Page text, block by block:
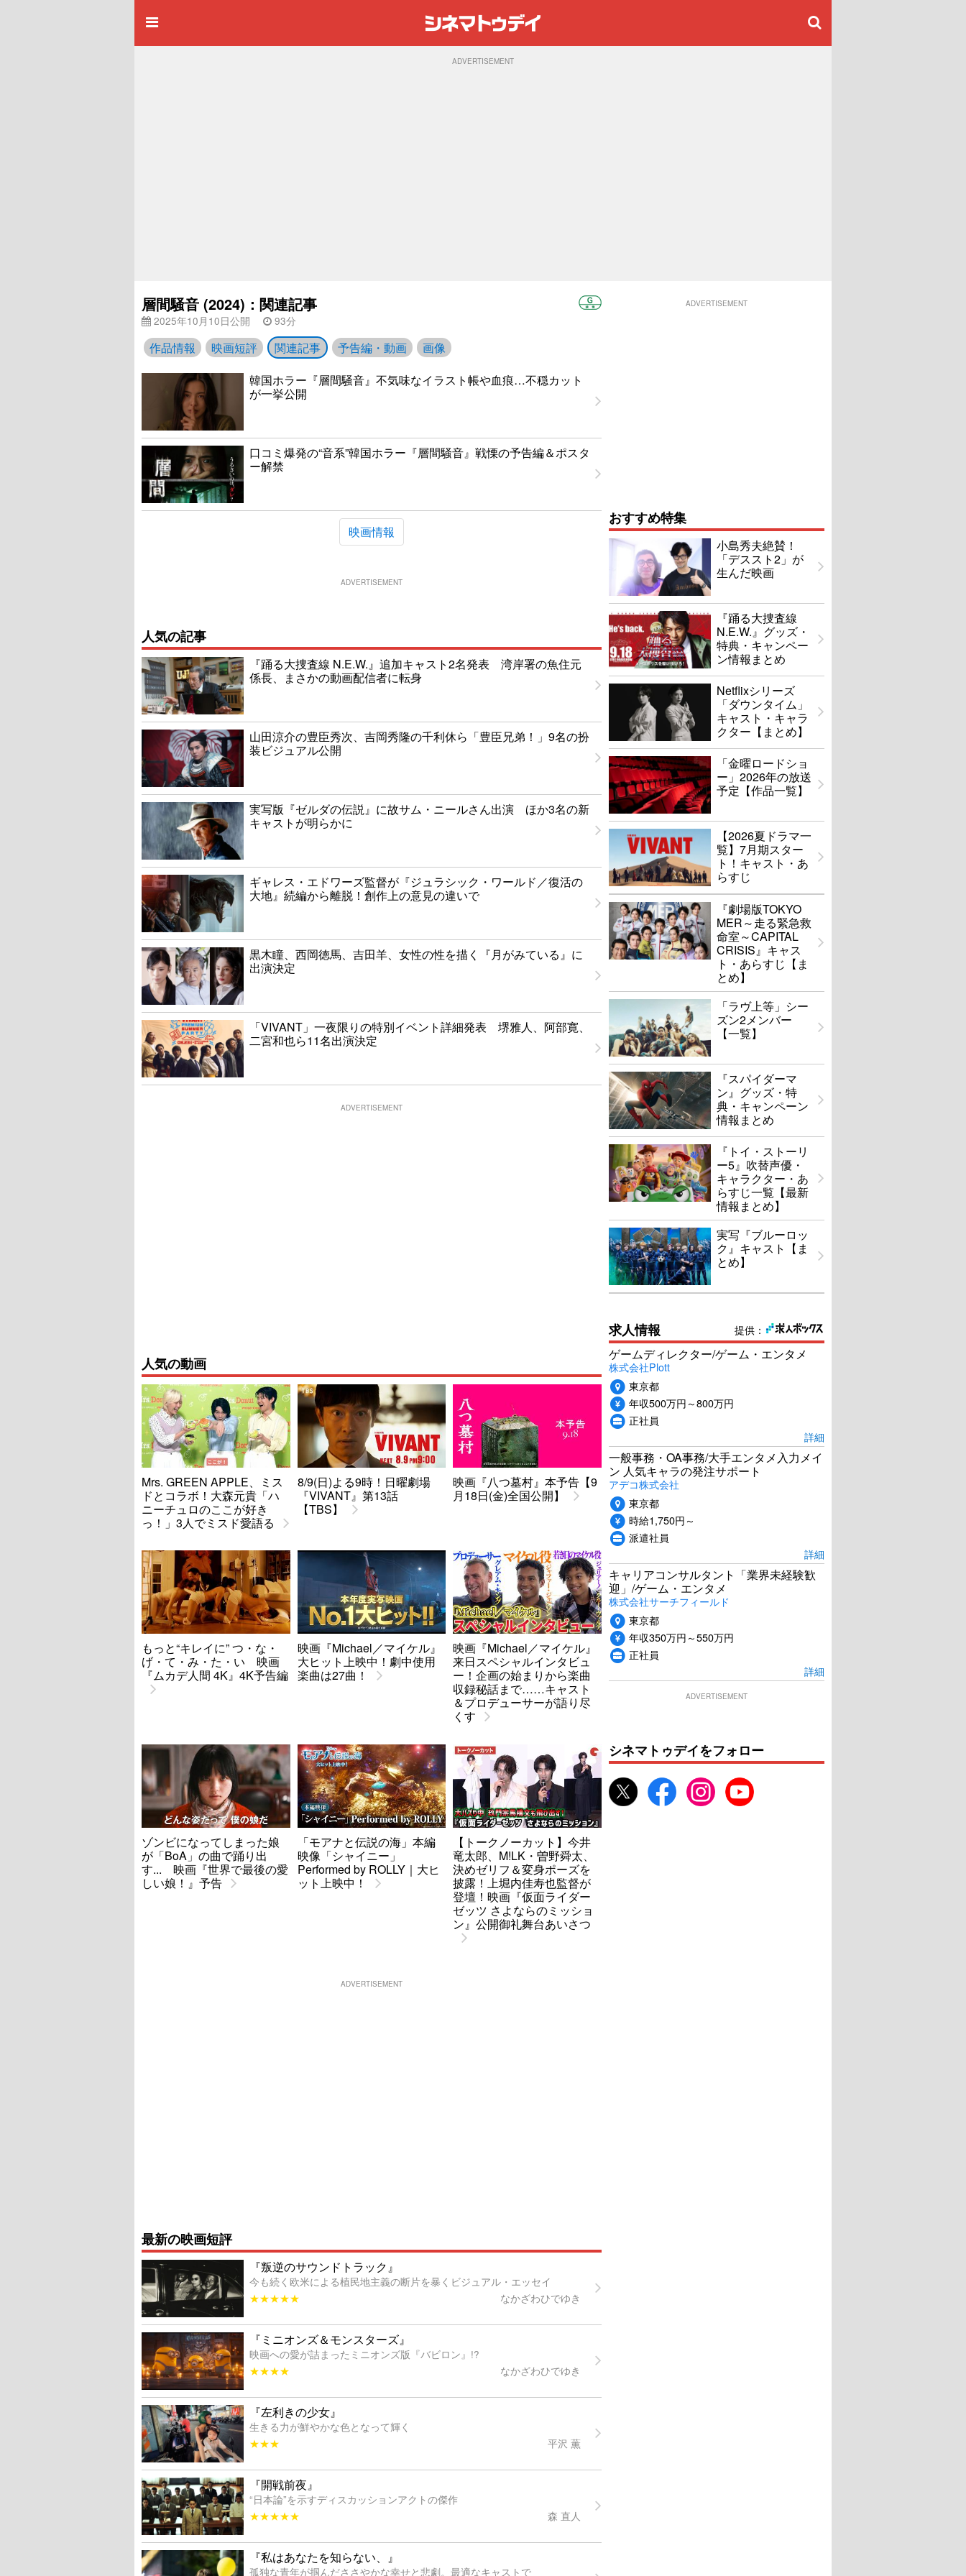
ADVERTISEMENT
層間騒音 (2024)：関連記事
2025年10月10日公開 93分
作品情報 映画短評 関連記事 予告編・動画
画像
韓国ホラー『層間騒音』不気味なイラスト帳や血痕…不穏カット
が一挙公開
口コミ爆発の“音系”韓国ホラー『層間騒音』戦慄の予告編＆ポスタ
ー解禁
映画情報
ADVERTISEMENT
人気の記事
『踊る大捜査線 N.E.W.』追加キャスト2名発表 湾岸署の魚住元
係長、まさかの動画配信者に転身
山田涼介の豊臣秀次、吉岡秀隆の千利休ら「豊臣兄弟！」9名の扮
装ビジュアル公開
実写版『ゼルダの伝説』に故サム・ニールさん出演 ほか3名の新
キャストが明らかに
ギャレス・エドワーズ監督が『ジュラシック・ワールド／復活の
大地』続編から離脱！創作上の意見の違いで
黒木瞳、西岡徳馬、吉田羊、女性の性を描く『月がみている』に
出演決定
「VIVANT」一夜限りの特別イベント詳細発表 堺雅人、阿部寛、
二宮和也ら11名出演決定
ADVERTISEMENT
人気の動画
Mrs. GREEN APPLE、ミス
ドとコラボ！大森元貴「ハ
ニーチュロのここが好き
っ！」3人でミスド愛語る
8/9(日)よる9時！日曜劇場
『VIVANT』第13話
【TBS】
映画『八つ墓村』本予告【9
月18日(金)全国公開】
もっと“キレイに” つ・な・
げ・て・み・た・い 映画
『ムカデ人間 4K』4K予告編
映画『Michael／マイケル』
大ヒット上映中！劇中使用
楽曲は27曲！
映画『Michael／マイケル』
来日スペシャルインタビュ
ー！企画の始まりから楽曲
収録秘話まで……キャスト
＆プロデューサーが語り尽
くす
ゾンビになってしまった娘
が「BoA」の曲で踊り出
す... 映画『世界で最後の愛
しい娘！』予告
「モアナと伝説の海」本編
映像「シャイニー」
Performed by ROLLY｜大ヒ
ット上映中！
【トークノーカット】今井
竜太郎、M!LK・曽野舜太、
決めゼリフ＆変身ポーズを
披露！上堀内佳寿也監督が
登壇！映画『仮面ライダー
ゼッツ さよならのミッショ
ン』公開御礼舞台あいさつ
ADVERTISEMENT
最新の映画短評
『叛逆のサウンドトラック』
今も続く欧米による植民地主義の断片を暴くビジュアル・エッセイ
★★★★★
なかざわひでゆき
『ミニオンズ＆モンスターズ』
映画への愛が詰まったミニオンズ版『バビロン』!?
★★★★
なかざわひでゆき
『左利きの少女』
生きる力が鮮やかな色となって輝く
★★★
平沢 薫
『開戦前夜』
“日本論”を示すディスカッションアクトの傑作
★★★★★
森 直人
『私はあなたを知らない、』
孤独な青年が掴んだささやかな幸せと悲劇。最適なキャストで
ADVERTISEMENT
おすすめ特集
小島秀夫絶賛！
「デススト2」が
生んだ映画
『踊る大捜査線
N.E.W.』グッズ・
特典・キャンペー
ン情報まとめ
Netflixシリーズ
「ダウンタイム」
キャスト・キャラ
クター【まとめ】
「金曜ロードショ
ー」2026年の放送
予定【作品一覧】
【2026夏ドラマ一
覧】7月期スター
ト！キャスト・あ
らすじ
『劇場版TOKYO
MER～走る緊急救
命室～CAPITAL
CRISIS』キャス
ト・あらすじ【ま
とめ】
「ラヴ上等」シー
ズン2メンバー
【一覧】
『スパイダーマ
ン』グッズ・特
典・キャンペーン
情報まとめ
『トイ・ストーリ
ー5』吹替声優・
キャラクター・あ
らすじ一覧【最新
情報まとめ】
実写『ブルーロッ
ク』キャスト【ま
とめ】
提供：
求人情報
ゲームディレクター/ゲーム・エンタメ
株式会社Plott
東京都
年収500万円～800万円
正社員
詳細
一般事務・OA事務/大手エンタメ入力メイ
ン 人気キャラの発注サポート
アデコ株式会社
東京都
時給1,750円～
派遣社員
詳細
キャリアコンサルタント「業界未経験歓
迎」/ゲーム・エンタメ
株式会社サーチフィールド
東京都
年収350万円～550万円
正社員
詳細
ADVERTISEMENT
シネマトゥデイをフォロー